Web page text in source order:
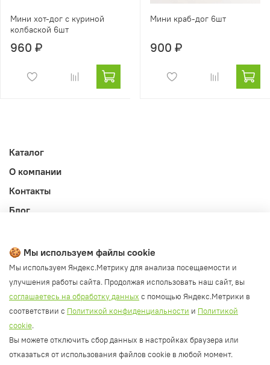
Мини хот-дог с куриной
колбаской 6шт
960 ₽
Мини краб-дог 6шт
900 ₽
Каталог
О компании
Контакты
Блог
Публичная оферта
Политика конфиденциальности и обработки ПД
Согласие на обработку ПД
Согласие на рассылку
Согласие на обработку cookie файлов
Политика cookie
🍪 Мы используем файлы cookie
Мы используем Яндекс.Метрику для анализа посещаемости и
улучшения работы сайта. Продолжая использовать наш сайт, вы
соглашаетесь на обработку данных с помощью Яндекс.Метрики в
соответствии с Политикой конфиденциальности и Политикой
cookie.
Вы можете отключить сбор данных в настройках браузера или
отказаться от использования файлов cookie в любой момент.